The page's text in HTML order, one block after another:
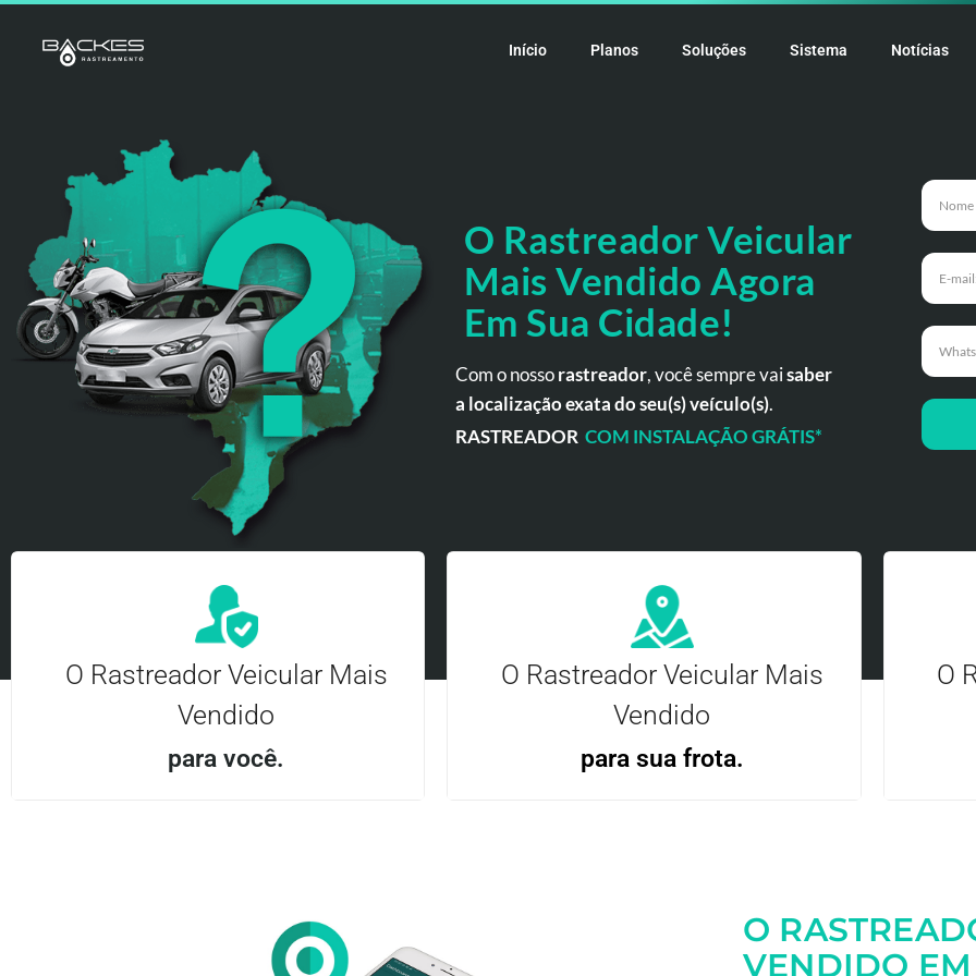
Início Planos Soluções Sistema Notícias
O RastreadorVeicular
Mais Vendido Agora
Em Sua Cidade!
Com o nossorastreador, você sempre vaisaber
a localização exata do seu(s) veículo(s).
RASTREADOR COM INSTALAÇÃO GRÁTIS*
O Rastreador Veicular Mais
Vendido
para você.
Entre em contato
O Rastreador Veicular Mais
Vendido
para sua frota.
O
O
VENDIDO